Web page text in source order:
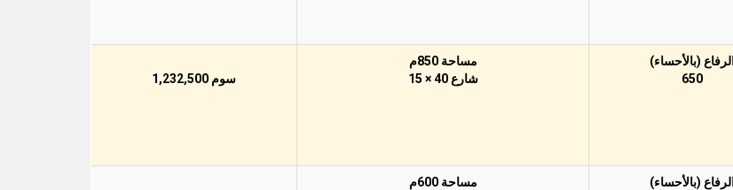
الرفاع (بالأحساء)
650
مساحة 850م
شارع 40 × 15
سوم 1,232,500
الرفاع (بالأحساء)
مساحة 600م